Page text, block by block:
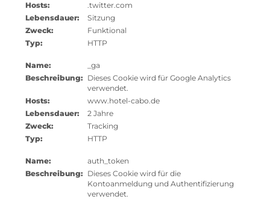
Hosts:
.twitter.com
Lebensdauer:
Sitzung
Zweck:
Funktional
Typ:
HTTP
Name:
_ga
Beschreibung: Dieses Cookie wird für Google Analytics
verwendet.
Hosts:
www.hotel-cabo.de
Lebensdauer:
2 Jahre
Zweck:
Tracking
Typ:
HTTP
Name:
auth_token
Beschreibung: Dieses Cookie wird für die
Kontoanmeldung und Authentifizierung
verwendet.